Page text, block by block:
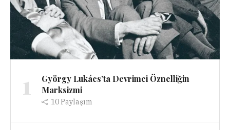
1
György Lukács’ta Devrimci Öznelliğin
Marksizmi
10Paylaşım